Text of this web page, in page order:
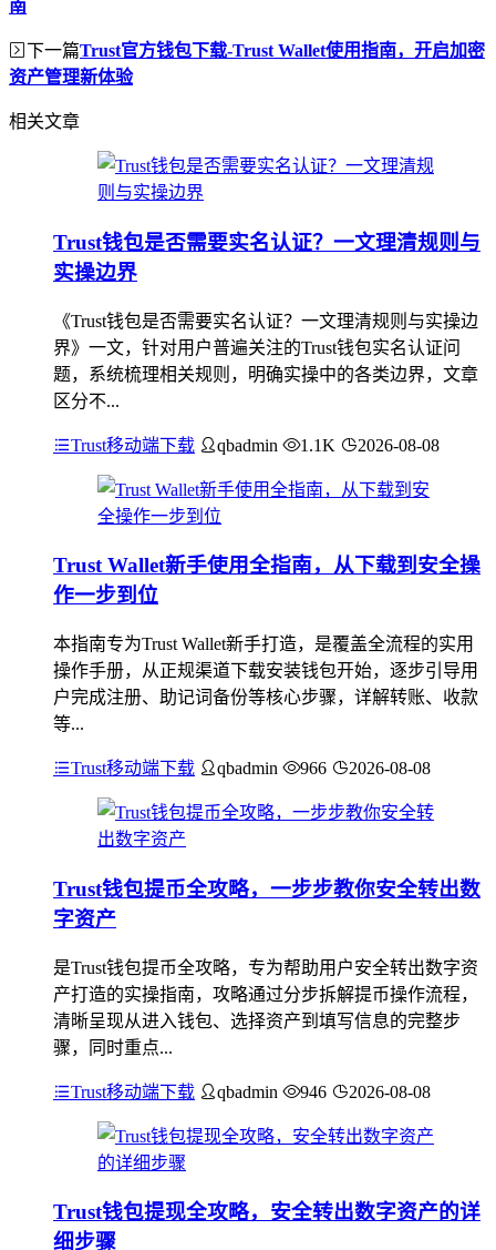
南
下一篇Trust官方钱包下载-Trust Wallet使用指南，开启加密
资产管理新体验
相关文章
Trust钱包是否需要实名认证？一文理清规则与
实操边界
《Trust钱包是否需要实名认证？一文理清规则与实操边
界》一文，针对用户普遍关注的Trust钱包实名认证问
题，系统梳理相关规则，明确实操中的各类边界，文章
区分不...
Trust移动端下载 qbadmin 1.1K 2026-08-08
Trust Wallet新手使用全指南，从下载到安全操
作一步到位
本指南专为Trust Wallet新手打造，是覆盖全流程的实用
操作手册，从正规渠道下载安装钱包开始，逐步引导用
户完成注册、助记词备份等核心步骤，详解转账、收款
等...
Trust移动端下载 qbadmin 966 2026-08-08
Trust钱包提币全攻略，一步步教你安全转出数
字资产
是Trust钱包提币全攻略，专为帮助用户安全转出数字资
产打造的实操指南，攻略通过分步拆解提币操作流程，
清晰呈现从进入钱包、选择资产到填写信息的完整步
骤，同时重点...
Trust移动端下载 qbadmin 946 2026-08-08
Trust钱包提现全攻略，安全转出数字资产的详
细步骤